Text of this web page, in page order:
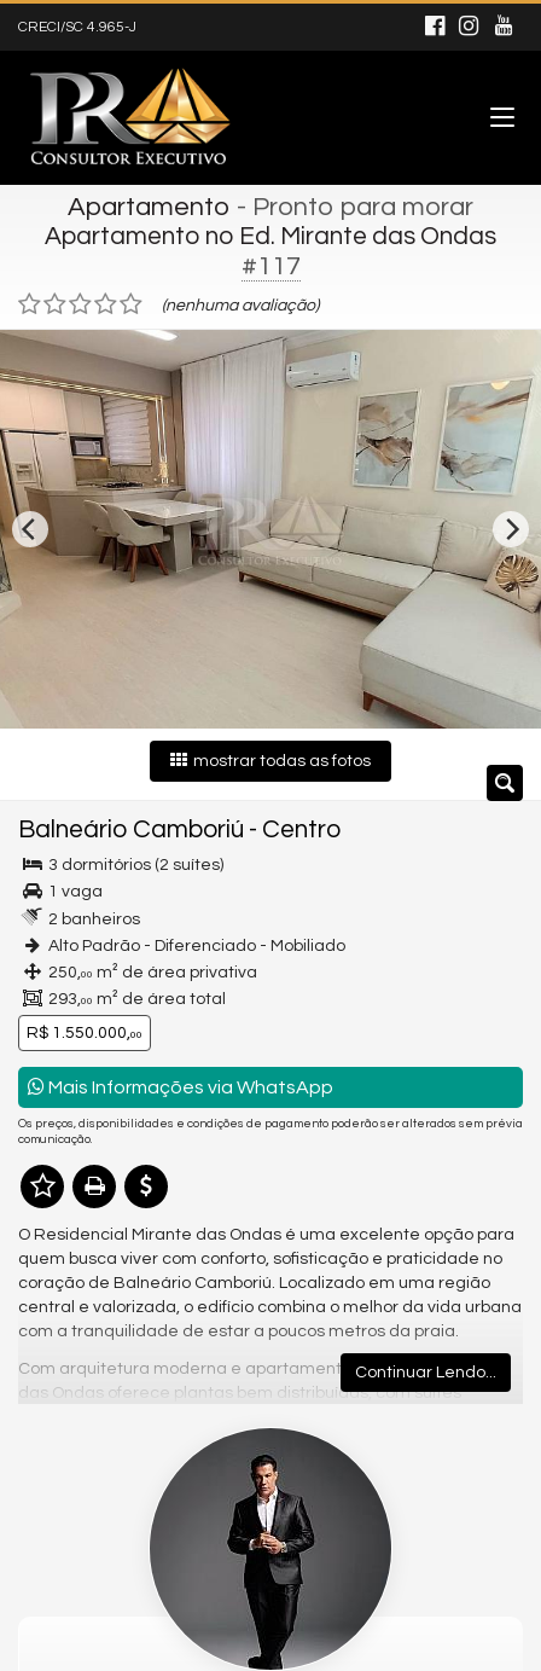
CRECI/SC 4.965-J
Apartamento - Pronto para morar
Apartamento no Ed. Mirante das Ondas
#117
(nenhuma avaliação)
mostrar todas as fotos
Balneário Camboriú - Centro
3 dormitórios (2 suítes)
1 vaga
2 banheiros
Alto Padrão - Diferenciado - Mobiliado
250,00 m² de área privativa
293,00 m² de área total
R$ 1.550.000,00
Mais Informações via WhatsApp
Os preços, disponibilidades e condições de pagamento poderão ser alterados sem prévia
comunicação.
O Residencial Mirante das Ondas é uma excelente opção para
quem busca viver com conforto, sofisticação e praticidade no
coração de Balneário Camboriú. Localizado em uma região
central e valorizada, o edifício combina o melhor da vida urbana
com a tranquilidade de estar a poucos metros da praia.
Com arquitetura moderna e apartamentos amplos, o Mirante
das Ondas oferece plantas bem distribuídas, com suítes
garagem. Cada detalhe foi pensado para proporcionar bem-
estar e qualidade de vida aos moradores, em um ambiente
elegante e funcional.
A localização é um dos grandes diferenciais. Morar no centro
de Balneário Camboriú significa ter tudo ao alcance:
restaurantes, supermercados, farmácias, lojas e o calçadão da
praia. Ideal para quem deseja aproveitar o melhor da cidade,
com comodidade e conveniência no dia a dia.
O edifício conta ainda com áreas comuns bem cuidadas,
Continuar Lendo...